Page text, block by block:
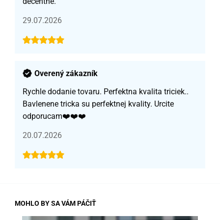
29.07.2026
Overený zákazník
Rychle dodanie tovaru. Perfektna kvalita triciek..
Bavlenene tricka su perfektnej kvality. Urcite
odporucam❤️❤️❤️
20.07.2026
MOHLO BY SA VÁM PÁČIŤ